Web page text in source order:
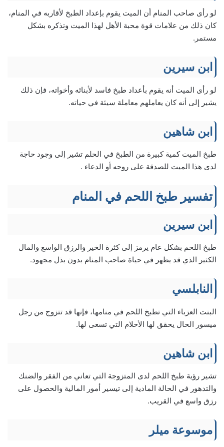
لو رأى صاحب المنام أن الميت يقوم بإعداد الطبخ لأقاربه في المنام،
كان ذلك من علامات قوة محبة الأهل لهذا الميت وتذكره بشكل
مستمر.
ابن سيرين
لو رأى الميت أنه يقوم بأعداد طبخ فاسد لأبنائه وأخواته، فإن ذلك
يشير إلى أنه كان يعاملهم معاملة سيئة في حياته.
ابن شاهين
طبخ الميت كمية كبيرة من الطبخ في الحلم تشير إلى وجود حاجة
لدى هذا الميت للصدقة على روحه أو الدعاء .
تفسير طبخ اللحم في المنام
ابن سيرين
طبخ اللحم بشكل عام يرمز إلى كثرة الخير والرزق الواسع والمال
الكثير الذي قد يظهر في حياة صاحب المنام بدون بذل مجهود.
النابلسي
البنت العزباء التي تطبخ اللحم في منامها، فإنها قد تتزوج من رجل
ميسور الحال يحقق لها الأحلام التي تسعى لها.
ابن شاهين
تشير رؤية طبخ اللحم لدى المتزوجة التي تعاني من الفقر والضنك
والتدهور في الحالة المادية إلى تيسير أمور المالية والحصول على
رزق واسع في القريب.
موسوعة ميلر